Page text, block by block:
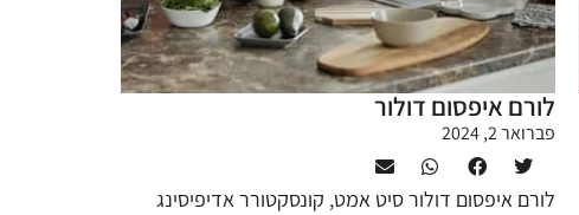
לורם איפסום דולור
פברואר 2, 2024
לורם איפסום דולור סיט אמט, קונסקטורר אדיפיסינג